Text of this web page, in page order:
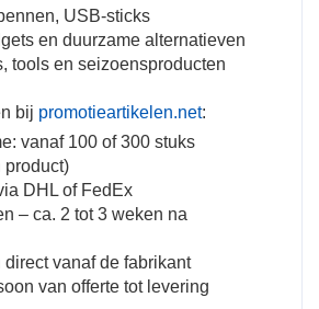
USB-sticks
en duurzame alternatieven
tools en seizoensproducten
bij promotieartikelen.net:
vanaf 100 of 300 stuks
product)
DHL of FedEx
– ca. 2 tot 3 weken na
vanaf de fabrikant
van offerte tot levering